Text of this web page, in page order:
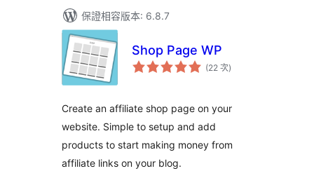
保證相容版本: 6.8.7
Shop Page WP
(22 次評
分)
Create an affiliate shop page on your
website. Simple to setup and add
products to start making money from
affiliate links on your blog.